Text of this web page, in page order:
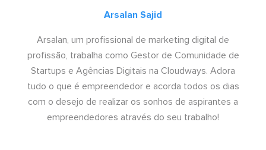
Arsalan Sajid
Arsalan, um profissional de marketing digital de
profissão, trabalha como Gestor de Comunidade de
Startups e Agências Digitais na Cloudways. Adora
tudo o que é empreendedor e acorda todos os dias
com o desejo de realizar os sonhos de aspirantes a
empreendedores através do seu trabalho!